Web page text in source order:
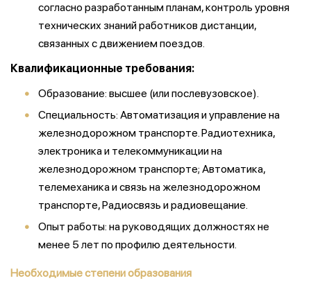
согласно разработанным планам, контроль уровня
технических знаний работников дистанции,
связанных с движением поездов.
Квалификационные требования:
Образование: высшее (или послевузовское).
Специальность: Автоматизация и управление на
железнодорожном транспорте. Радиотехника,
электроника и телекоммуникации на
железнодорожном транспорте; Автоматика,
телемеханика и связь на железнодорожном
транспорте, Радиосвязь и радиовещание.
Опыт работы: на руководящих должностях не
менее 5 лет по профилю деятельности.
Необходимые степени образования